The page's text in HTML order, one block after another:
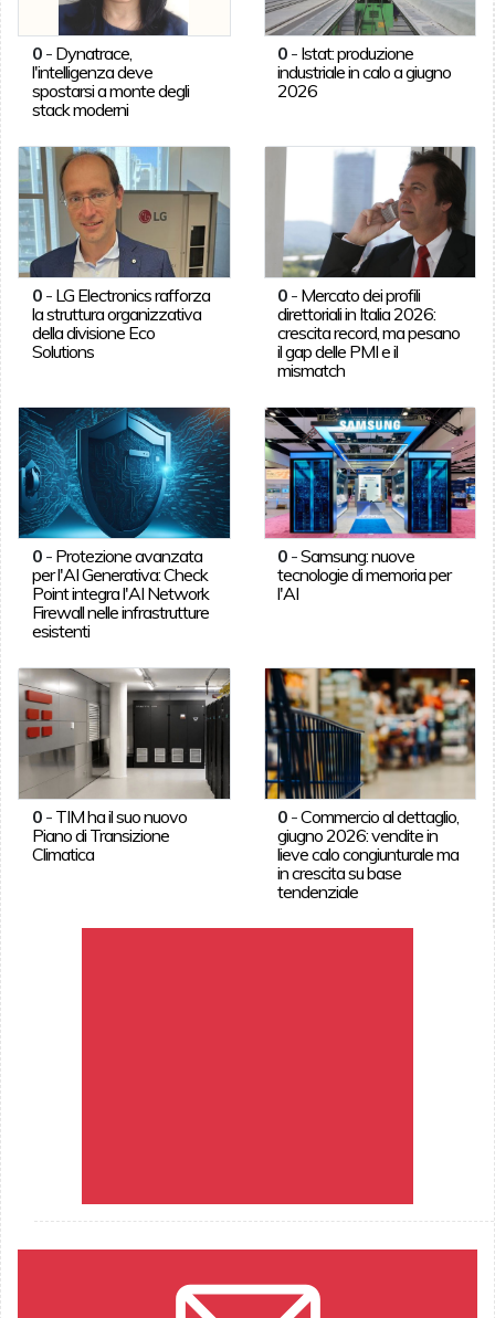
0- Dynatrace,
l'intelligenza deve
spostarsi a monte degli
stack moderni
0 - Istat: produzione
industriale in calo a giugno
2026
0- LG Electronics rafforza
la struttura organizzativa
della divisione Eco
Solutions
0 - Mercato dei profili
direttoriali in Italia 2026:
crescita record, ma pesano
il gap delle PMI e il
mismatch
0- Protezione avanzata
per l'AI Generativa: Check
Point integra l'AI Network
Firewall nelle infrastrutture
esistenti
0 -Samsung: nuove
tecnologie di memoria per
l'AI
0- TIM ha il suo nuovo
Piano di Transizione
Climatica
0 -Commercio al dettaglio,
giugno 2026: vendite in
lieve calo congiunturale ma
in crescita su base
tendenziale